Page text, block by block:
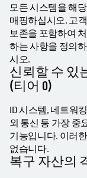
모든 시스템을 해
매핑하십시오. 고
보존을 포함하여
하는 사항을 정의
시오.
신뢰할 수 있
(티어 0)
ID 시스템, 네트워
외 통신 등 가장 중
기능입니다. 이러
없습니다.
복구 자산의